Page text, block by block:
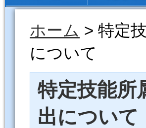
ホーム > 特定
について
特定技能所
出について